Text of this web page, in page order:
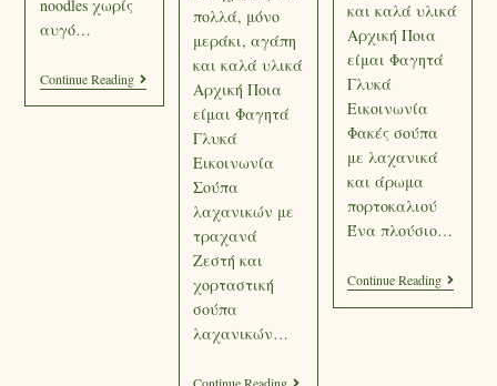
noodles χωρίς
αυγό…
Continue Reading
πολλά, μόνο
μεράκι, αγάπη
και καλά υλικά
Αρχική Ποια
είμαι Φαγητά
Γλυκά
Εικοινωνία
Σούπα
λαχανικών με
τραχανά
Ζεστή και
χορταστική
σούπα
λαχανικών…
και καλά υλικά
Αρχική Ποια
είμαι Φαγητά
Γλυκά
Εικοινωνία
Φακές σούπα
με λαχανικά
και άρωμα
πορτοκαλιού
Ένα πλούσιο…
Continue Reading